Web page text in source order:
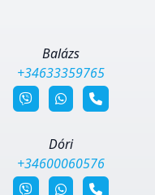
Balázs
+34633359765
Dóri
+34600060576